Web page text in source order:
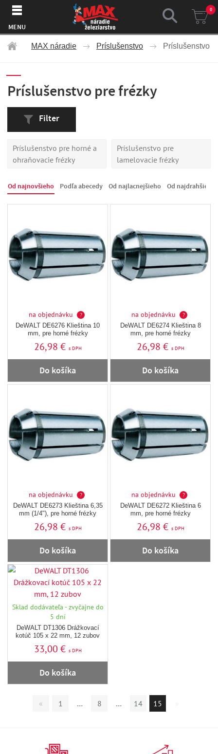
MENU
0
MAX náradie Príslušenstvo Príslušenstvo
Príslušenstvo pre frézky
Filter
Príslušenstvo pre horné a
ohraňovacie frézky
Príslušenstvo pre
lamelovacie frézky
Od najnovšieho Podľa abecedy Od najlacnejšieho Od najdrahšieho
na objednávku
?
DeWALT DE6276 Klieština 10
mm, pre horné frézky
26,98 € s DPH
Do košíka
na objednávku
?
DeWALT DE6274 Klieština 8
mm, pre horné frézky
26,98 € s DPH
Do košíka
na objednávku
?
DeWALT DE6273 Klieština 6,35
mm (1/4"), pre horné frézky
26,98 € s DPH
Do košíka
na objednávku
?
DeWALT DE6272 Klieština 6
mm, pre horné frézky
26,98 € s DPH
Do košíka
Sklad dodávateľa - zvyčajne do
5 dní
DeWALT DT1306 Drážkovací
kotúč 105 x 22 mm, 12 zubov
33,00 € s DPH
Do košíka
« 1 … 8 … 14 15